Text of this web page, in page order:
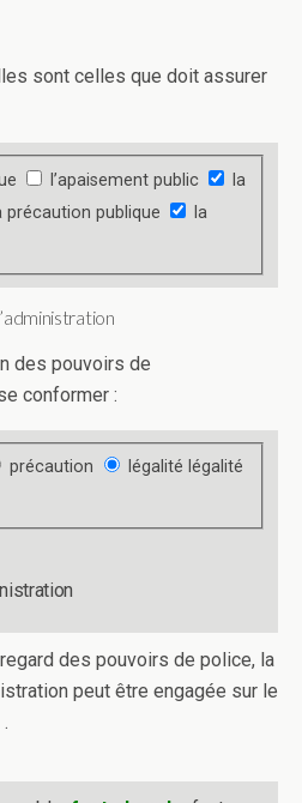
sont celles que doit assurer
l’apaisement public
la
précaution publique
la
des pouvoirs de
conformer :
précaution légalité légalité
des pouvoirs de police, la
peut être engagée sur le